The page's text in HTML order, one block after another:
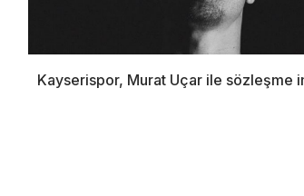
Kayserispor, Murat Uçar ile sözleşme